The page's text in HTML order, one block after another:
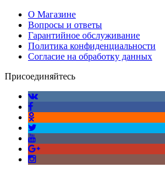
О Магазине
Вопросы и ответы
Гарантийное обслуживание
Политика конфиденциальности
Согласие на обработку данных
Присоединяйтесь